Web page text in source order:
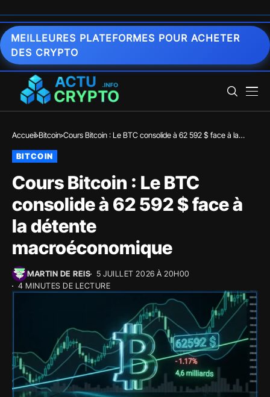
MEILLEURES PLATEFORMES POUR ACHETER
DES CRYPTO
Accueil Bitcoin Cours Bitcoin : Le BTC consolide à 62 592 $ face à la
BITCOIN
Cours Bitcoin : Le BTC
consolide à 62 592 $ face à
la détente
macroéconomique
MARTIN DE REIS
5 JUILLET 2026 À 20H00
4 MINUTES DE LECTURE